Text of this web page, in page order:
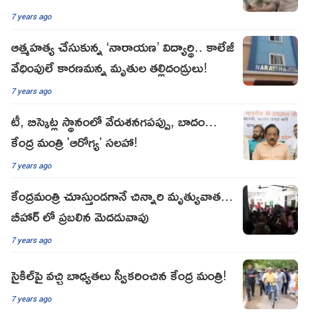
7 years ago
ఆత్మహత్య చేసుకున్న ‘నారాయణ’ విద్యార్థి.. కాలేజీ
వేధింపులే కారణమన్న మృతుల తల్లిదండ్రులు!
7 years ago
టీ, బిస్కెట్ల స్థానంలో వేరుశనగపప్పు, బాదం...
కేంద్ర మంత్రి 'ఆరోగ్య' సలహా!
7 years ago
కేంద్రమంత్రి చూస్తుండగానే చిన్నారి మృత్యువాత...
బీహార్ లో ప్రబలిన మెదడువాపు
7 years ago
సైకిల్‌పై వచ్చి బాధ్యతలు స్వీకరించిన కేంద్ర మంత్రి!
7 years ago